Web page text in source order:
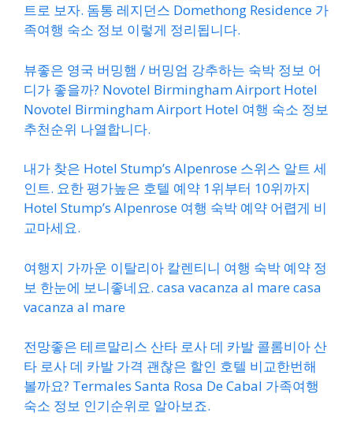
트로 보자. 돔통 레지던스 Domethong Residence 가
족여행 숙소 정보 이렇게 정리됩니다.
뷰좋은 영국 버밍햄 / 버밍엄 강추하는 숙박 정보 어
디가 좋을까? Novotel Birmingham Airport Hotel
Novotel Birmingham Airport Hotel 여행 숙소 정보
추천순위 나열합니다.
내가 찾은 Hotel Stump’s Alpenrose 스위스 알트 세
인트. 요한 평가높은 호텔 예약 1위부터 10위까지
Hotel Stump’s Alpenrose 여행 숙박 예약 어렵게 비
교마세요.
여행지 가까운 이탈리아 칼렌티니 여행 숙박 예약 정
보 한눈에 보니좋네요. casa vacanza al mare casa
vacanza al mare
전망좋은 테르말리스 산타 로사 데 카발 콜롬비아 산
타 로사 데 카발 가격 괜찮은 할인 호텔 비교한번해
볼까요? Termales Santa Rosa De Cabal 가족여행
숙소 정보 인기순위로 알아보죠.